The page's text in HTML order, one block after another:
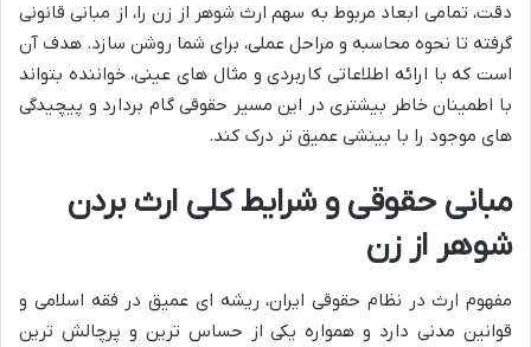
دقت، تمامی ابعاد مربوط به سهم ارث شوهر از زن را، از مبانی قانونی
گرفته تا نحوه محاسبه و مراحل عملی، برای شما روشن سازد. هدف آن
است که با ارائه اطلاعاتی کاربردی و مثال های عینی، خواننده بتواند
با اطمینان خاطر بیشتری در این مسیر حقوقی گام بردارد و پیچیدگی
های موجود را با بینشی عمیق تر درک کند.
مبانی حقوقی و شرایط کلی ارث بردن
شوهر از زن
مفهوم ارث در نظام حقوقی ایران، ریشه ای عمیق در فقه اسلامی و
قوانین مدنی دارد و همواره یکی از حساس ترین و پرچالش ترین